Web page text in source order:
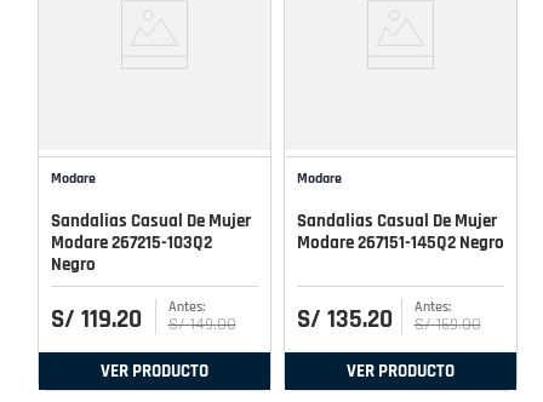
Modare
Sandalias Casual De Mujer
Modare 267215-103Q2
Negro
S/ 119.20 S/ 149.00
VER PRODUCTO
Modare
Sandalias Casual De Mujer
Modare 267151-145Q2 Negro
S/ 135.20 S/ 169.00
VER PRODUCTO